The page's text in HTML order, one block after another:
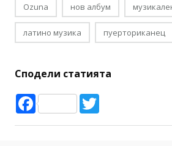
Ozuna нов албум
латино музика пуерториканец
Сподели статията
Facebook